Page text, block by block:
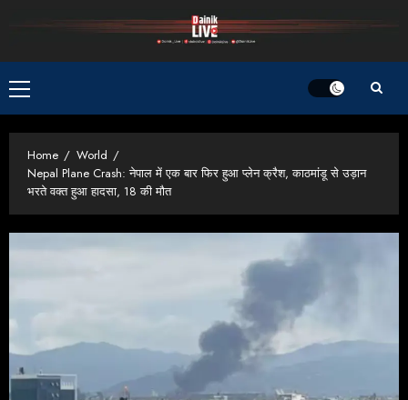
Primary
Menu
Home
World
Nepal Plane Crash: नेपाल में एक बार फिर हुआ प्लेन क्रैश, काठमांडू से उड़ान
भरते वक्त हुआ हादसा, 18 की मौत